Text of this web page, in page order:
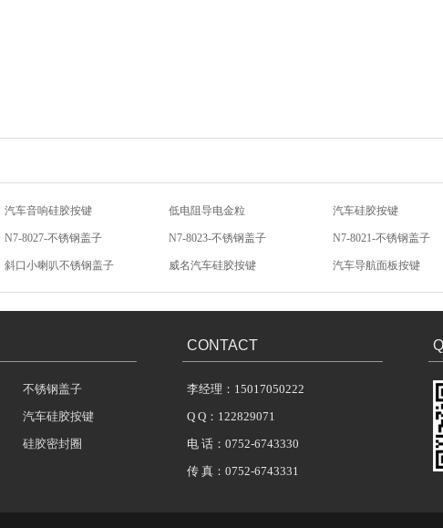
N7-8027-不锈钢盖子 N7-8023-不锈钢盖子 N7-8021-不锈钢盖子
斜口小喇叭不锈钢盖子 威名汽车硅胶按键 汽车导航面板按键
硅胶按键帽 汽车影音硅胶按键 汽车防盗硅胶按键
汽车音响硅胶按键 低电阻导电金粒 汽车硅胶按键
不锈钢盖子
汽车硅胶按键
硅胶密封圈
CONTACT
李经理：15017050222
Q Q：122829071
电 话：0752-6743330
传 真：0752-6743331